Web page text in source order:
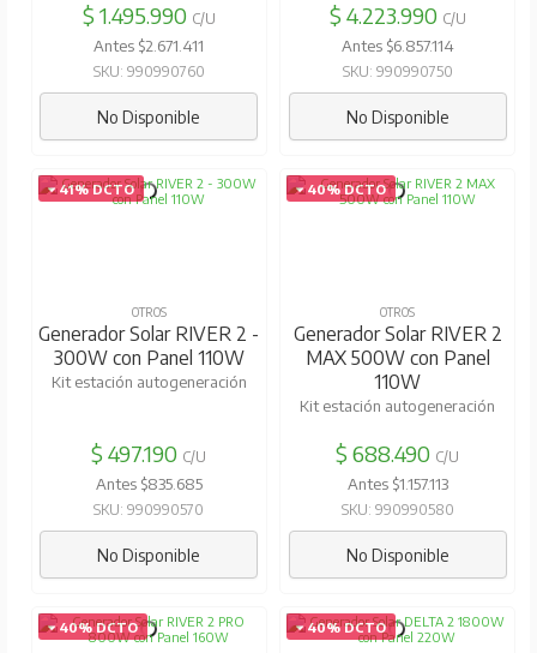
$ 1.495.990 C/U
Antes $2.671.411
SKU: 990990760
No Disponible
$ 4.223.990 C/U
Antes $6.857.114
SKU: 990990750
No Disponible
41% DCTO
OTROS
Generador Solar RIVER 2 -
300W con Panel 110W
Kit estación autogeneración
$ 497.190 C/U
Antes $835.685
SKU: 990990570
No Disponible
40% DCTO
OTROS
Generador Solar RIVER 2
MAX 500W con Panel
110W
Kit estación autogeneración
$ 688.490 C/U
Antes $1.157.113
SKU: 990990580
No Disponible
40% DCTO 40% DCTO